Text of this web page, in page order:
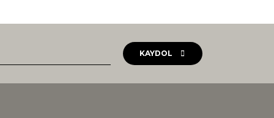
KAYDOL